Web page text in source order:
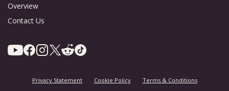
Overview
Contact Us
Privacy Statement Cookie Policy
Terms & Conditions